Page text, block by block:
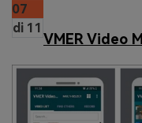
07
di 11
VMER Video